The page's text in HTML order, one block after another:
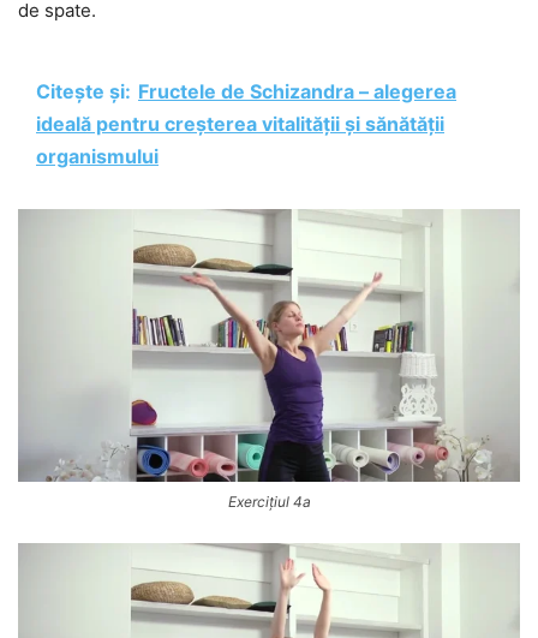
de spate.
Citește și: Fructele de Schizandra – alegerea
ideală pentru creșterea vitalității și sănătății
organismului
Exercițiul 4a